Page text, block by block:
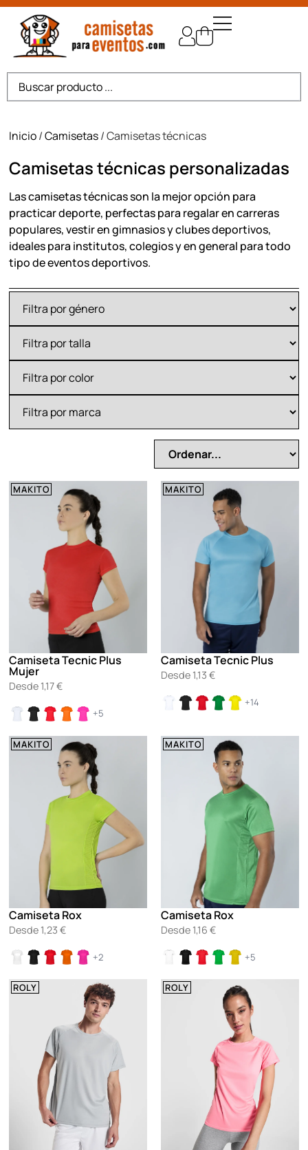
Inicio/Camisetas/ Camisetas técnicas
Camisetas técnicas personalizadas
Las camisetas técnicas son la mejor opción para
practicar deporte, perfectas para regalar en carreras
populares, vestir en gimnasios y clubes deportivos,
ideales para institutos, colegios y en general para todo
tipo de eventos deportivos.
MAKITO
Camiseta Tecnic Plus
Mujer
Desde 1,17€
+5
MAKITO
Camiseta Tecnic Plus
Desde 1,13 €
+14
MAKITO
Camiseta Rox
Desde 1,23€
+2
MAKITO
Camiseta Rox
Desde 1,16 €
+5
ROLY ROLY